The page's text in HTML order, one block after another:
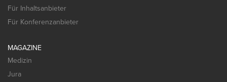
Für Inhaltsanbieter
Für Konferenzanbieter
MAGAZINE
Medizin
Jura